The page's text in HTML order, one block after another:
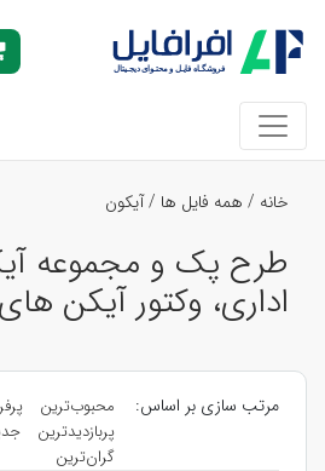
خانه / همه فایل ها /آیکون
طرح پک و مجموعه
اداری، وکتور آیکن
مرتب سازی بر اساس: محبوب‌ترین
پربازدیدترین
گران‌ترین